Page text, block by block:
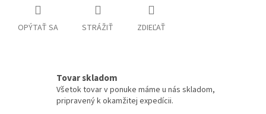
OPÝTAŤ SA STRÁŽIŤ ZDIEĽAŤ
Tovar skladom
Všetok tovar v ponuke máme u nás skladom,
pripravený k okamžitej expedícii.